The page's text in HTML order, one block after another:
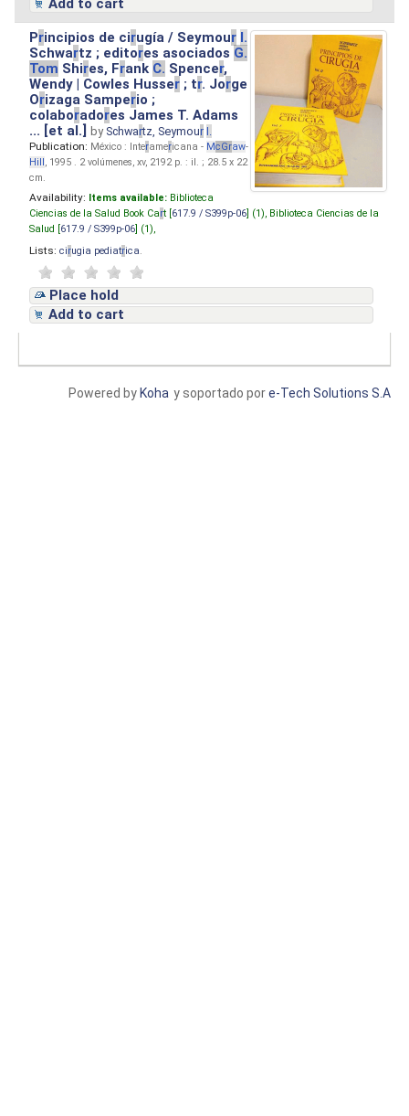
Add to cart
Principios de cirugía / Seymour I.
Schwartz ; editores asociados G.
Tom Shires, Frank C. Spencer,
Wendy | Cowles Husser ; tr. Jorge
Orizaga Samperio ;
colaboradores James T. Adams
... [et al.]by Schwartz, Seymour I.
Publication: México : Interamericana - McGraw-
Hill, 1995 . 2 volúmenes, xv, 2192 p. : il. ; 28.5 x 22
cm.
Availability: Items available: Biblioteca
Ciencias de la Salud Book Cart [ 617.9 / S399p-06 ] (1), Biblioteca Ciencias de la
Salud [ 617.9 / S399p-06 ] (1),
Lists: cirugia pediatrica
Place hold
Add to cart
y soportado pore-Tech Solutions S.A
Powered by Koha